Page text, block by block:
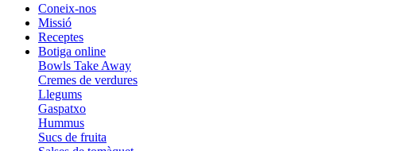
Coneix-nos
Missió
Receptes
Botiga online
Bowls Take Away
Cremes de verdures
Llegums
Gaspatxo
Hummus
Sucs de fruita